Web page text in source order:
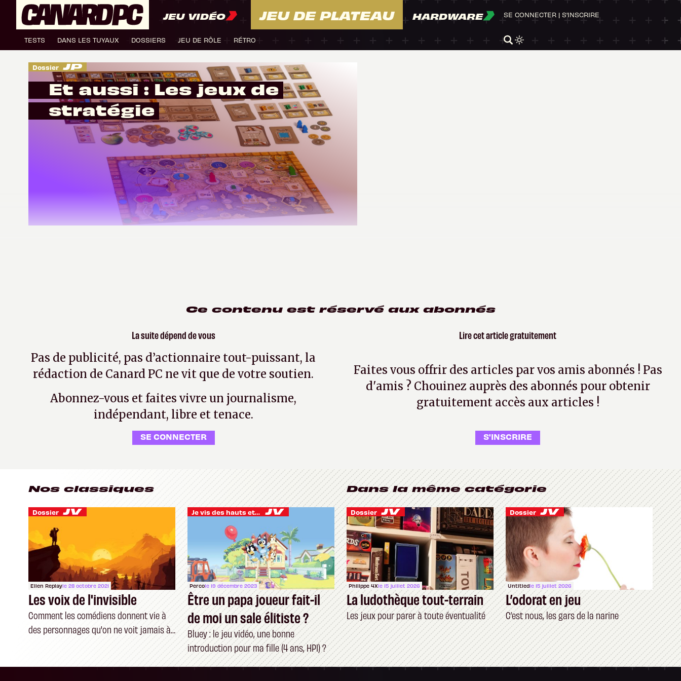
JEU VIDÉO JEU DE PLATEAU HARDWARE
TESTS DANS LES TUYAUX DOSSIERS JEU DE RÔLE RÉTRO
SE CONNECTER | S'INSCRIRE
Dossier
Et aussi : Les jeux de
stratégie
Ce contenu est réservé aux abonnés
La suite dépend de vous
Pas de publicité, pas d’actionnaire tout-puissant, la
rédaction de Canard PC ne vit que de votre soutien.
Abonnez-vous et faites vivre un journalisme,
indépendant, libre et tenace.
SE CONNECTER
Lire cet article gratuitement
Faites vous offrir des articles par vos amis abonnés ! Pas
d'amis ? Chouinez auprès des abonnés pour obtenir
gratuitement accès aux articles !
S'INSCRIRE
Nos classiques
Dossier
Ellen Replayle 28 octobre 2021
Les voix de l'invisible
Comment les comédiens donnent vie à
des personnages qu'on ne voit jamais à
Je vis des hauts et des bas
Percole 19 décembre 2023
Être un papa joueur fait-il
de moi un sale élitiste ?
Bluey : le jeu vidéo, une bonne
introduction pour ma fille (4 ans, HPI) ?
Dans la même catégorie
Dossier
Philippe 4Xle 15 juillet 2026
La ludothèque tout-terrain
Les jeux pour parer à toute éventualité
Dossier
Untitledle 15 juillet 2026
L’odorat en jeu
C’est nous, les gars de la narine